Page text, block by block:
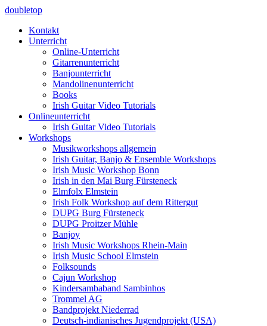
doubletop
Kontakt
Unterricht
Online-Unterricht
Gitarrenunterricht
Banjounterricht
Mandolinenunterricht
Books
Irish Guitar Video Tutorials
Onlineunterricht
Irish Guitar Video Tutorials
Workshops
Musikworkshops allgemein
Irish Guitar, Banjo & Ensemble Workshops
Irish Music Workshop Bonn
Irish in den Mai Burg Fürsteneck
Elmfolx Elmstein
Irish Folk Workshop auf dem Rittergut
DUPG Burg Fürsteneck
DUPG Proitzer Mühle
Banjoy
Irish Music Workshops Rhein-Main
Irish Music School Elmstein
Folksounds
Cajun Workshop
Kindersambaband Sambinhos
Trommel AG
Bandprojekt Niederrad
Deutsch-indianisches Jugendprojekt (USA)